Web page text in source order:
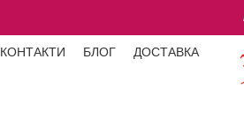
КОНТАКТИ БЛОГ ДОСТАВКА